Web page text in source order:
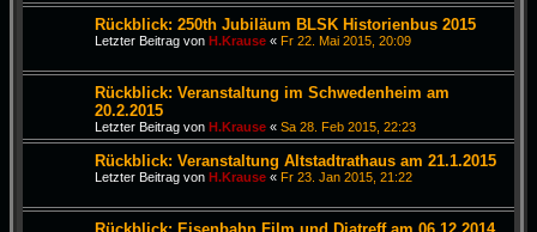
Rückblick: 250th Jubiläum BLSK Historienbus 2015
Letzter Beitrag von H.Krause « Fr 22. Mai 2015, 20:09
Rückblick: Veranstaltung im Schwedenheim am
20.2.2015
Letzter Beitrag von H.Krause « Sa 28. Feb 2015, 22:23
Rückblick: Veranstaltung Altstadtrathaus am 21.1.2015
Letzter Beitrag von H.Krause « Fr 23. Jan 2015, 21:22